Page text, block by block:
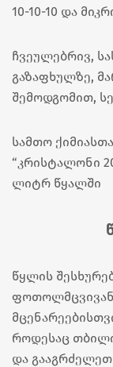
10-10-10 და
ჩვეულებრივ,
გაზაფხულზე,
შემოდგომით,
სამთო
“კრისტალონი
ლიტრ წყალში
წყლის
როდესაც
და